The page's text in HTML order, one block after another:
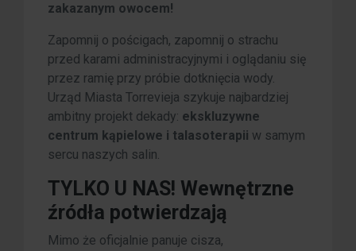
zakazanym owocem!
Zapomnij o pościgach, zapomnij o strachu
przed karami administracyjnymi i oglądaniu się
przez ramię przy próbie dotknięcia wody.
Urząd Miasta Torrevieja szykuje najbardziej
ambitny projekt dekady: ekskluzywne
centrum kąpielowe i talasoterapii w samym
sercu naszych salin.
TYLKO U NAS! Wewnętrzne
źródła potwierdzają
Mimo że oficjalnie panuje cisza,